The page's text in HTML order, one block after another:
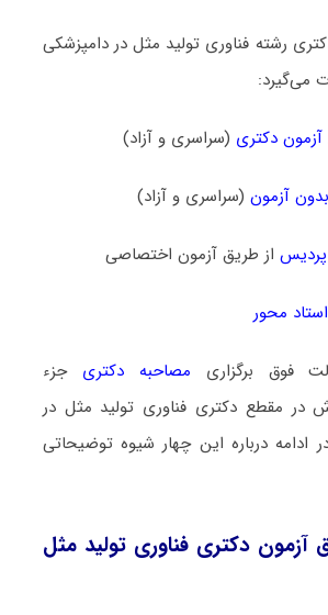
رشته فناوری تولید مثل در دامپزشکی
می‌گیرد:
آزمون دکتری (سراسری و آزاد)
آزمون(سراسری و آزاد)
از طریق آزمون اختصاصی
محور
فوق برگزاری مصاحبه دکتری جزء
در مقطع دکتری فناوری تولید مثل در
ادامه درباره این چهار شیوه توضیحاتی
آزمون دکتری فناوری تولید مثل